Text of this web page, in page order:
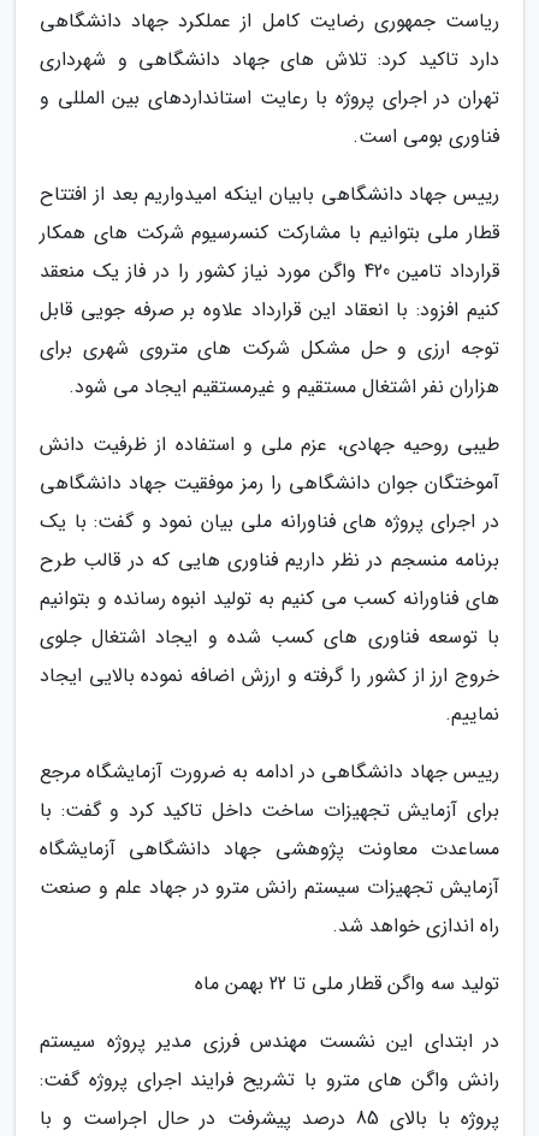
ریاست جمهوری رضایت کامل از عملکرد جهاد دانشگاهی
دارد تاکید کرد: تلاش های جهاد دانشگاهی و شهرداری
تهران در اجرای پروژه با رعایت استانداردهای بین المللی و
فناوری بومی است.
رییس جهاد دانشگاهی بابیان اینکه امیدواریم بعد از افتتاح
قطار ملی بتوانیم با مشارکت کنسرسیوم شرکت های همکار
قرارداد تامین 420 واگن مورد نیاز کشور را در فاز یک منعقد
کنیم افزود: با انعقاد این قرارداد علاوه بر صرفه جویی قابل
توجه ارزی و حل مشکل شرکت های متروی شهری برای
هزاران نفر اشتغال مستقیم و غیرمستقیم ایجاد می شود.
طیبی روحیه جهادی، عزم ملی و استفاده از ظرفیت دانش
آموختگان جوان دانشگاهی را رمز موفقیت جهاد دانشگاهی
در اجرای پروژه های فناورانه ملی بیان نمود و گفت: با یک
برنامه منسجم در نظر داریم فناوری هایی که در قالب طرح
های فناورانه کسب می کنیم به تولید انبوه رسانده و بتوانیم
با توسعه فناوری های کسب شده و ایجاد اشتغال جلوی
خروج ارز از کشور را گرفته و ارزش اضافه نموده بالایی ایجاد
نماییم.
رییس جهاد دانشگاهی در ادامه به ضرورت آزمایشگاه مرجع
برای آزمایش تجهیزات ساخت داخل تاکید کرد و گفت: با
مساعدت معاونت پژوهشی جهاد دانشگاهی آزمایشگاه
آزمایش تجهیزات سیستم رانش مترو در جهاد علم و صنعت
راه اندازی خواهد شد.
تولید سه واگن قطار ملی تا 22 بهمن ماه
در ابتدای این نشست مهندس فرزی مدیر پروژه سیستم
رانش واگن های مترو با تشریح فرایند اجرای پروژه گفت:
پروژه با بالای 85 درصد پیشرفت در حال اجراست و با